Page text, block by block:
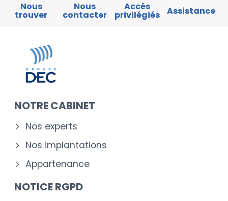
Nous
trouver
Nous
contacter
Accès
privilégiés Assistance
NOTRE CABINET
Nos experts
Nos implantations
Appartenance
NOTICE RGPD